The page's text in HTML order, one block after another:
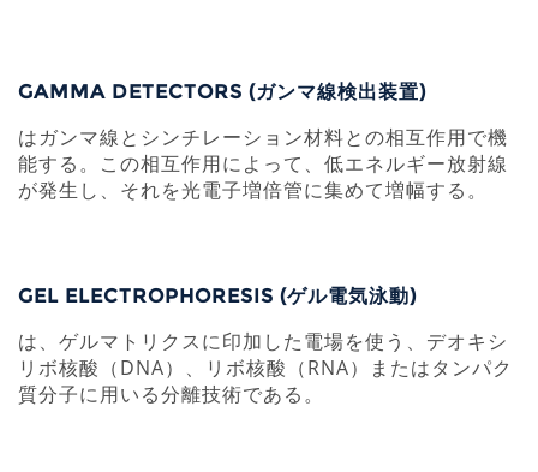
GAMMA DETECTORS (ガンマ線検出装置)
はガンマ線とシンチレーション材料との相互作用で機
能する。この相互作用によって、低エネルギー放射線
が発生し、それを光電子増倍管に集めて増幅する。
GEL ELECTROPHORESIS (ゲル電気泳動)
は、ゲルマトリクスに印加した電場を使う、デオキシ
リボ核酸（DNA）、リボ核酸（RNA）またはタンパク
質分子に用いる分離技術である。